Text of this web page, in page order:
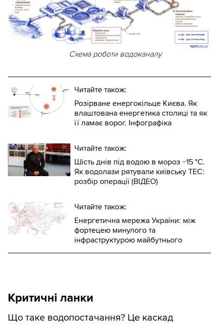
Схема роботи водоканалу
Читайте також:
Розірване енергокільце Києва. Як
влаштована енергетика столиці та як
її ламає ворог. Інфографіка
Читайте також:
Шість днів під водою в мороз −15 °C.
Як водолази рятували київську ТЕС:
розбір операції (ВІДЕО)
Читайте також:
Енергетична мережа України: між
фортецею минулого та
інфраструктурою майбутнього
Критичні ланки
Що таке водопостачання? Це каскад